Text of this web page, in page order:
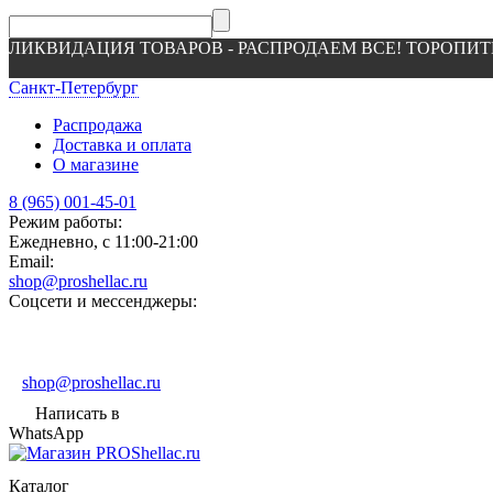
ЛИКВИДАЦИЯ ТОВАРОВ - РАСПРОДАЕМ ВСЕ!
Санкт-Петербург
Распродажа
Доставка и оплата
О магазине
8 (965) 001-45-01
Режим работы:
Ежедневно, с 11:00-21:00
Email:
shop@proshellac.ru
Соцсети и мессенджеры:
shop@proshellac.ru
Написать в
WhatsApp
Каталог